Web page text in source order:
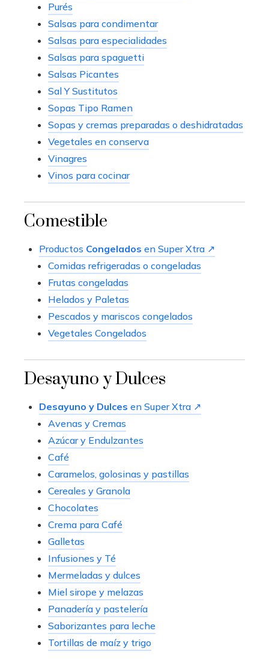
Purés
Salsas para condimentar
Salsas para especialidades
Salsas para spaguetti
Salsas Picantes
Sal Y Sustitutos
Sopas Tipo Ramen
Sopas y cremas preparadas o deshidratadas
Vegetales en conserva
Vinagres
Vinos para cocinar
Comestible
Productos Congelados en Super Xtra ↗
Comidas refrigeradas o congeladas
Frutas congeladas
Helados y Paletas
Pescados y mariscos congelados
Vegetales Congelados
Desayuno y Dulces
Desayuno y Dulces en Super Xtra ↗
Avenas y Cremas
Azúcar y Endulzantes
Café
Caramelos, golosinas y pastillas
Cereales y Granola
Chocolates
Crema para Café
Galletas
Infusiones y Té
Mermeladas y dulces
Miel sirope y melazas
Panadería y pastelería
Saborizantes para leche
Tortillas de maíz y trigo